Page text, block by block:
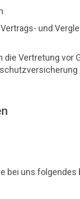
und
Vertretung vor
bei uns folgendes